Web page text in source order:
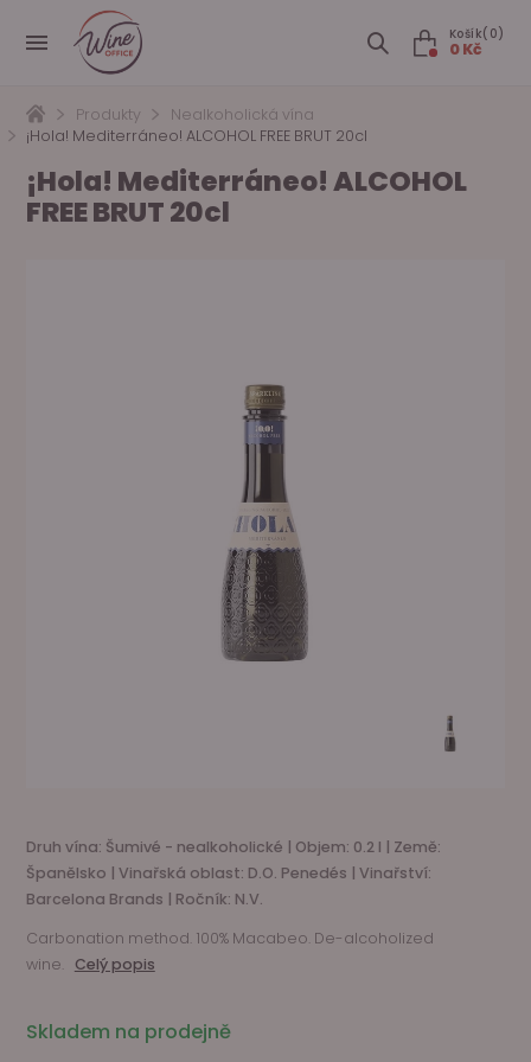
Košík(0)
0 Kč
Produkty
Nealkoholická vína
¡Hola! Mediterráneo! ALCOHOL FREE BRUT 20cl
¡Hola! Mediterráneo! ALCOHOL
FREE BRUT 20cl
Druh vína: Šumivé - nealkoholické | Objem: 0.2 l | Země:
Španělsko | Vinařská oblast: D.O. Penedés | Vinařství:
Barcelona Brands | Ročník: N.V.
Carbonation method. 100% Macabeo. De-alcoholized
wine. Celý popis
Skladem na prodejně